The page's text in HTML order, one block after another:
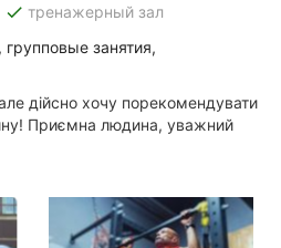
done тренажерный зал
занятия,
дійсно хочу порекомендувати
Приємна людина, уважний